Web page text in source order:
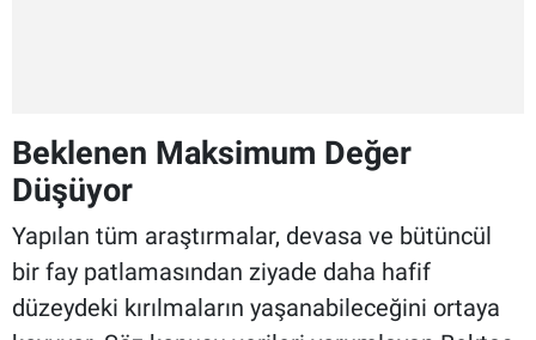
Beklenen Maksimum Değer
Düşüyor
Yapılan tüm araştırmalar, devasa ve bütüncül
bir fay patlamasından ziyade daha hafif
düzeydeki kırılmaların yaşanabileceğini ortaya